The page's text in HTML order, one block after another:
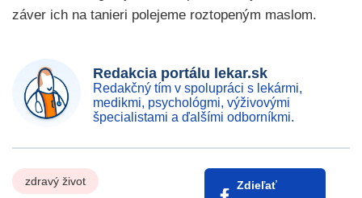
záver ich na tanieri polejeme roztopeným maslom.
Redakcia portálu lekar.sk
Redakčný tím v spolupráci s lekármi,
medikmi, psychológmi, výživovými
špecialistami a ďalšími odborníkmi.
zdravý život
Zdieľať